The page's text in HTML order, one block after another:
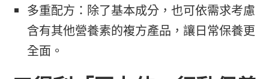
多重配方：除了基本成分，也可依需求考慮
含有其他營養素的複方產品，讓日常保養更
全面。